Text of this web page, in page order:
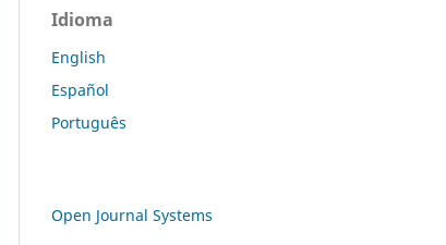
Idioma
English
Español
Português
Open Journal Systems